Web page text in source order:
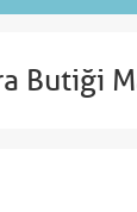
Butiği